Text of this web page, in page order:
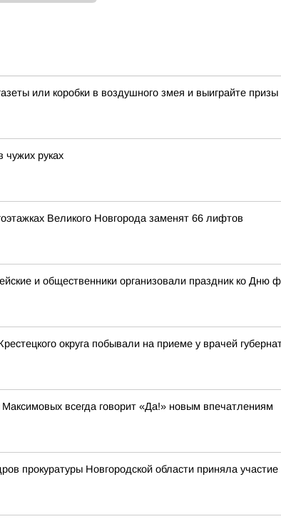
или коробки в воздушного змея и выиграйте
чужих руках
Великого Новгорода заменят 66 лифтов
и общественники организовали праздник ко Дню
округа побывали на приеме у врачей
всегда говорит «Да!» новым впечатлениям
прокуратуры Новгородской области приняла